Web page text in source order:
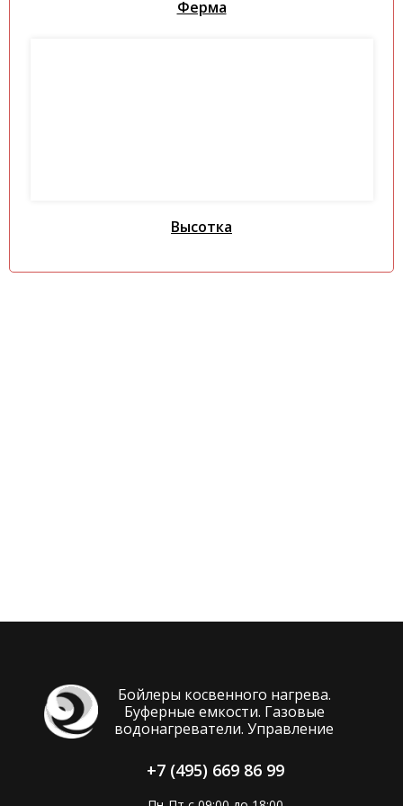
Ферма
Высотка
Бойлеры косвенного нагрева.
Буферные емкости. Газовые
водонагреватели. Управление
+7 (495) 669 86 99